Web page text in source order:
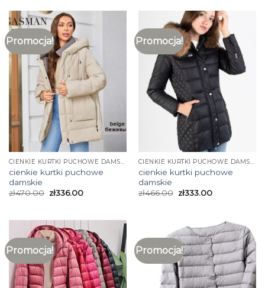
Promocja!
CIENKIE KURTKI PUCHOWE DAMSKIE
cienkie kurtki puchowe
damskie
zł470.00 zł336.00
Promocja!
CIENKIE KURTKI PUCHOWE DAMSKIE
cienkie kurtki puchowe
damskie
zł466.00 zł333.00
Promocja! Promocja!